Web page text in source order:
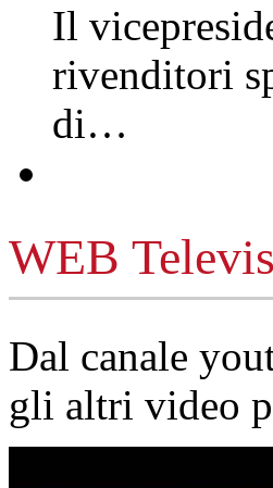
Il
rivenditori
di…
WEB
Dal canale
gli altri video